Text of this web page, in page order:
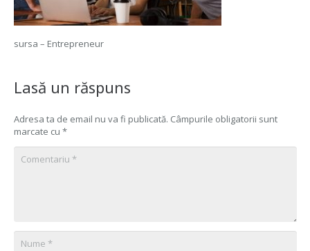
sursa – Entrepreneur
Lasă un răspuns
Adresa ta de email nu va fi publicată. Câmpurile obligatorii sunt
marcate cu *